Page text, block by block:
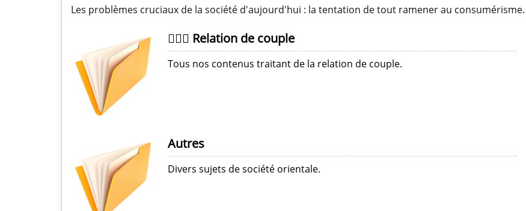
Les problèmes cruciaux de la société d'aujourd'hui : la tentation de tout ramener au consumérisme.
👩‍❤️‍👨 Relation de couple
Tous nos contenus traitant de la relation de couple.
Autres
Divers sujets de société orientale.